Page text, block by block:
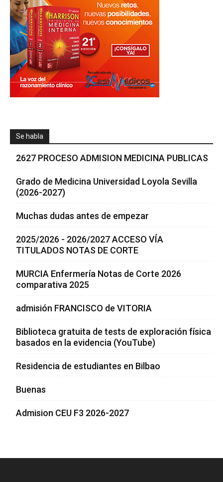
Se habla
2627 PROCESO ADMISION MEDICINA PUBLICAS
Grado de Medicina Universidad Loyola Sevilla
(2026-2027)
Muchas dudas antes de empezar
2025/2026 - 2026/2027 ACCESO VÍA
TITULADOS NOTAS DE CORTE
MURCIA Enfermería Notas de Corte 2026
comparativa 2025
admisión FRANCISCO de VITORIA
Biblioteca gratuita de tests de exploración física
basados en la evidencia (YouTube)
Residencia de estudiantes en Bilbao
Buenas
Admision CEU F3 2026-2027